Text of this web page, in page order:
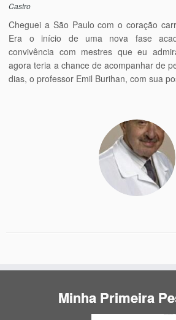
Castro
Cheguei a São Paulo com o coração
Era o início de uma nova fase
convivência com mestres que eu
agora teria a chance de acompanhar de
dias, o professor Emil Burihan, com sua
Minha Primeira